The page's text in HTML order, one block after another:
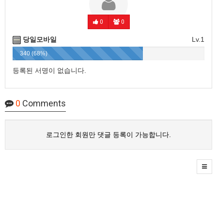
0 0
Lv.1
당일모바일
340 (68%)
등록된 서명이 없습니다.
0 Comments
로그인한 회원만 댓글 등록이 가능합니다.